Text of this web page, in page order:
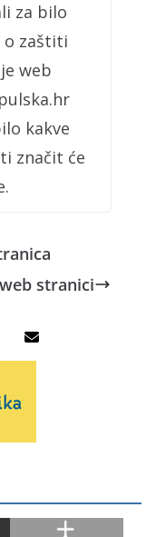
za bilo
o zaštiti
web
kakve
značit će
stranici